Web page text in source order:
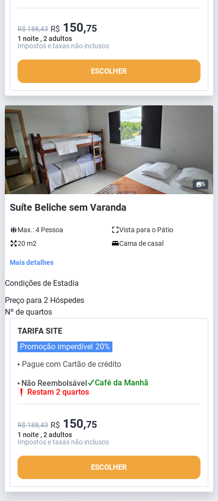
1 noite , 2 adultos
R$ 188,43 R$ 150,75
Impostos e taxas não inclusos
ESCOLHER
5
Suíte Beliche sem Varanda
Max.:4 Pessoa
Vista para o Pátio
20 m2
Cama de casal
Mais detalhes
Condições de Estadia
Preço para 2 Hóspedes
Nº de quartos
TARIFA SITE
⬤ Pague com Cartão de crédito
Promoção imperdível 20%
⬤ Não Reembolsável
Café da Manhã
Restam 2 quartos
1 noite , 2 adultos
R$ 188,43 R$ 150,75
Impostos e taxas não inclusos
ESCOLHER